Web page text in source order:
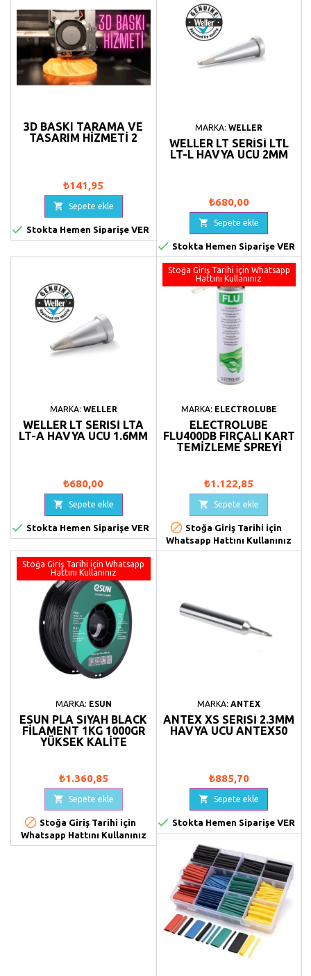
3D BASKI TARAMA VE
TASARIM HIZMETI 2
₺141,95
 Sepete ekle
 Stokta Hemen Siparişe VER
MARKA:WELLER
WELLER LT SERISI LTL
LT-L HAVYA UCU 2MM
₺680,00
 Sepete ekle
 Stokta Hemen Siparişe VER
MARKA: WELLER
WELLER LT SERISI LTA
LT-A HAVYA UCU 1.6MM
₺680,00
 Sepete ekle
 Stokta Hemen Siparişe VER
Stoğa Giriş Tarihi için Whatsapp
Hattını Kullanınız
MARKA: ELECTROLUBE
ELECTROLUBE
FLU400DB FIRÇALI KART
TEMIZLEME SPREYI
₺1.122,85
 Sepete ekle
 Stoğa Giriş Tarihi için
Whatsapp Hattını Kullanınız
Stoğa Giriş Tarihi için Whatsapp
Hattını Kullanınız
MARKA: ESUN
ESUN PLA SIYAH BLACK
FILAMENT 1KG 1000GR
YÜKSEK KALITE
₺1.360,85
 Sepete ekle
 Stoğa Giriş Tarihi için
Whatsapp Hattını Kullanınız
MARKA:ANTEX
ANTEX XS SERISI 2.3MM
HAVYA UCU ANTEX50
₺885,70
 Sepete ekle
 Stokta Hemen Siparişe VER